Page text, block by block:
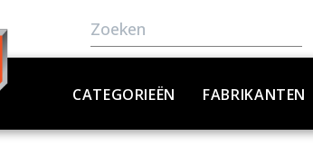
CATEGORIEËN FABRIKANTEN